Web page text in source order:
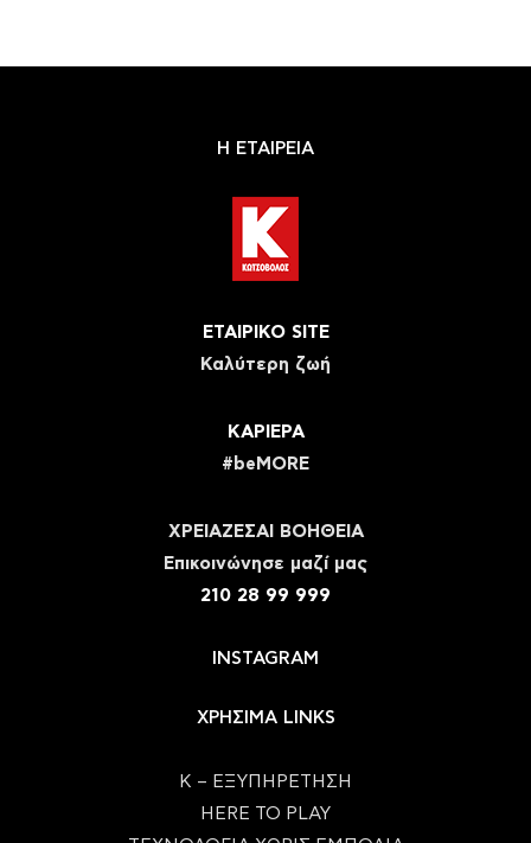
Η ΕΤΑΙΡΕΙΑ
ΕΤΑΙΡΙΚΟ SITE
Καλύτερη ζωή
ΚΑΡΙΕΡΑ
#beMORE
ΧΡΕΙΑΖΕΣΑΙ ΒΟΗΘΕΙΑ
Eπικοινώνησε μαζί μας
210 28 99 999
INSTAGRAM
ΧΡΗΣΙΜΑ LINKS
Κ – ΕΞΥΠΗΡΕΤΗΣΗ
HERE TO PLAY